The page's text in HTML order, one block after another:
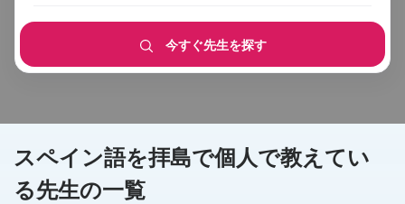
今すぐ先生を探す
スペイン語を拝島で個人で教えてい
る先生の一覧